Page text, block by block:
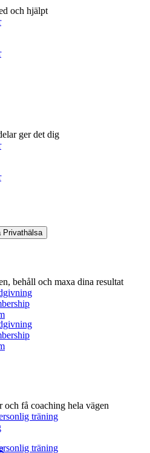
och hjälpt
ger det dig
Privathälsa
behåll och maxa dina resultat
och få coaching hela vägen
träning
träning